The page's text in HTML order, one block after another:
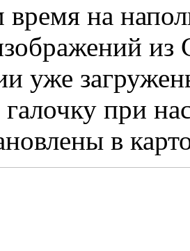
на
уже
галочку при
в